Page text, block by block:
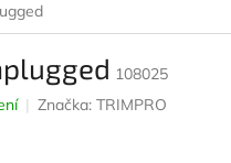
108025
Značka: TRIMPRO